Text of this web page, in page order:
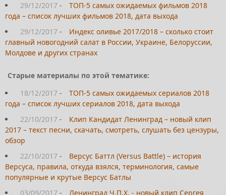
29/12/2017 -
ТОП-5 самых ожидаемых фильмов 2018
года – список лучших фильмов 2018, дата выхода
29/12/2017 -
Индекс оливье 2017/2018 – сколько стоит
главный новогодний салат в России, Украине, Белоруссии,
Молдове и других странах
Старые материалы по этой тематике:
18/12/2017 -
ТОП-5 самых ожидаемых сериалов 2018
года – список лучших сериалов 2018, дата выхода
22/10/2017 -
Клип Кандидат Ленинград – новый клип
2017 – текст песни, скачать, смотреть, слушать без цензуры,
обзор
22/10/2017 -
Версус Баттл (Versus Battle) – история
Версуса, правила, откуда взялся, терминология, самые
популярные и крутые Версус Батлы
03/09/2017 - Ленинград Ч.П.Х. - новый клип Сергея